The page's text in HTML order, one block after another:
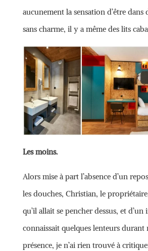
aucunement la sensation d’être
sans charme, il y a même des lits
Les moins.
Alors mise à part l’absence d’un
les douches, Christian, le
qu’il allait se pencher dessus, et
connaissait quelques lenteurs
présence, je n’ai rien trouvé à